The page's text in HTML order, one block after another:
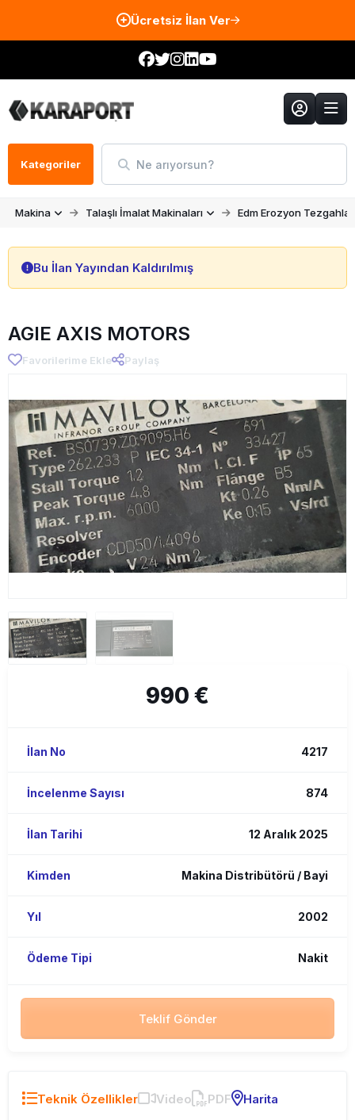
Ücretsiz İlan Ver
Kategoriler Ne arıyorsun?
Makina Talaşlı İmalat Makinaları Edm Erozyon
Bu İlan Yayından Kaldırılmış
AGIE AXIS MOTORS
Favorilerime Ekle Paylaş
990 €
İlan No 4217
İncelenme Sayısı 874
İlan Tarihi 12 Aralık 2025
Kimden Makina Distribütörü / Bayi
Yıl 2002
Ödeme Tipi Nakit
Teklif Gönder
Teknik Özellikler Video PDF Harita